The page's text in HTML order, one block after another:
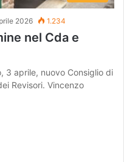
2026 1.234
nel Cda e
3 aprile, nuovo Consiglio di
Revisori. Vincenzo